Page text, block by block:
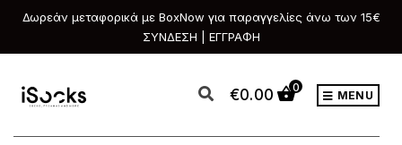
Δωρεάν μεταφορικά με BoxNow για παραγγελίες άνω των 15€
ΣΥΝΔΕΣΗ | ΕΓΓΡΑΦΗ
€0.00 0
MENU